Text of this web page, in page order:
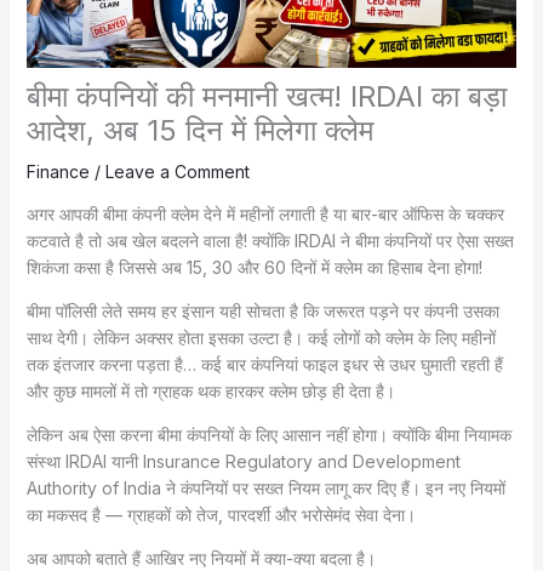
बीमा कंपनियों की मनमानी खत्म! IRDAI का बड़ा
आदेश, अब 15 दिन में मिलेगा क्लेम
Finance / Leave a Comment
अगर आपकी बीमा कंपनी क्लेम देने में महीनों लगाती है या बार-बार ऑफिस के चक्कर
कटवाते है तो अब खेल बदलने वाला है! क्योंकि IRDAI ने बीमा कंपनियों पर ऐसा सख्त
शिकंजा कसा है जिससे अब 15, 30 और 60 दिनों में क्लेम का हिसाब देना होगा!
बीमा पॉलिसी लेते समय हर इंसान यही सोचता है कि जरूरत पड़ने पर कंपनी उसका
साथ देगी। लेकिन अक्सर होता इसका उल्टा है। कई लोगों को क्लेम के लिए महीनों
तक इंतजार करना पड़ता है… कई बार कंपनियां फाइल इधर से उधर घुमाती रहती हैं
और कुछ मामलों में तो ग्राहक थक हारकर क्लेम छोड़ ही देता है।
लेकिन अब ऐसा करना बीमा कंपनियों के लिए आसान नहीं होगा। क्योंकि बीमा नियामक
संस्था IRDAI यानी Insurance Regulatory and Development
Authority of India ने कंपनियों पर सख्त नियम लागू कर दिए हैं। इन नए नियमों
का मकसद है — ग्राहकों को तेज, पारदर्शी और भरोसेमंद सेवा देना।
अब आपको बताते हैं आखिर नए नियमों में क्या-क्या बदला है।